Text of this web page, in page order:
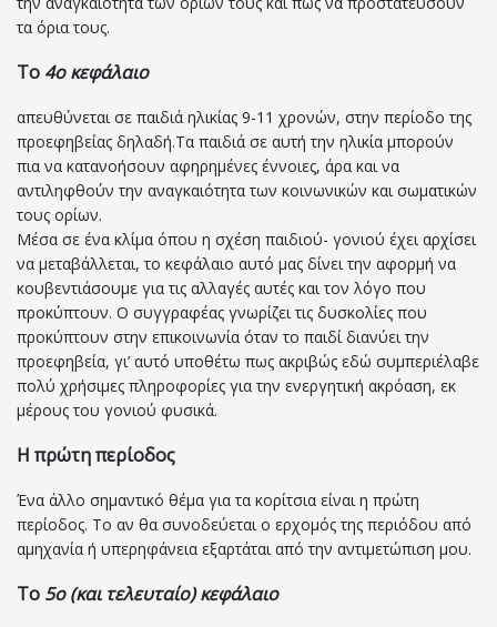
τα όρια τους.
Το 4ο κεφάλαιο
απευθύνεται σε παιδιά ηλικίας 9-11 χρονών, στην περίοδο της
προεφηβείας δηλαδή.Τα παιδιά σε αυτή την ηλικία μπορούν
πια να κατανοήσουν αφηρημένες έννοιες, άρα και να
αντιληφθούν την αναγκαιότητα των κοινωνικών και σωματικών
τους ορίων.
Μέσα σε ένα κλίμα όπου η σχέση παιδιού- γονιού έχει αρχίσει
να μεταβάλλεται, το κεφάλαιο αυτό μας δίνει την αφορμή να
κουβεντιάσουμε για τις αλλαγές αυτές και τον λόγο που
προκύπτουν. Ο συγγραφέας γνωρίζει τις δυσκολίες που
προκύπτουν στην επικοινωνία όταν το παιδί διανύει την
προεφηβεία, γι’ αυτό υποθέτω πως ακριβώς εδώ συμπεριέλαβε
πολύ χρήσιμες πληροφορίες για την ενεργητική ακρόαση, εκ
μέρους του γονιού φυσικά.
Η πρώτη περίοδος
Ένα άλλο σημαντικό θέμα για τα κορίτσια είναι η πρώτη
περίοδος. Το αν θα συνοδεύεται ο ερχομός της περιόδου από
αμηχανία ή υπερηφάνεια εξαρτάται από την αντιμετώπιση μου.
Το 5ο (και τελευταίο) κεφάλαιο